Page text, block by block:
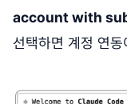
account with
선택하면 계정 연